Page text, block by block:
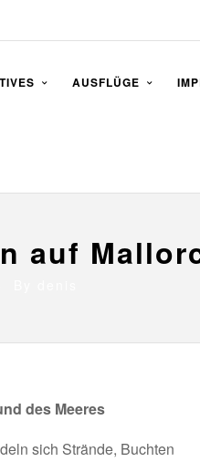
AUSFLÜGE
auf
des Meeres
sich Strände, Buchten